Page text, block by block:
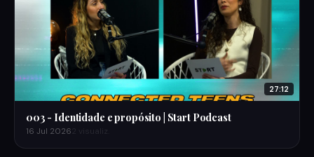
27:12
003 - Identidade e propósito | Start Podcast
16 Jul 2026